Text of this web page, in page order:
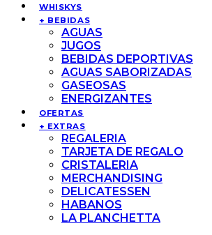
WHISKYS
+ BEBIDAS
AGUAS
JUGOS
BEBIDAS DEPORTIVAS
AGUAS SABORIZADAS
GASEOSAS
ENERGIZANTES
OFERTAS
+ EXTRAS
REGALERIA
TARJETA DE REGALO
CRISTALERIA
MERCHANDISING
DELICATESSEN
HABANOS
LA PLANCHETTA